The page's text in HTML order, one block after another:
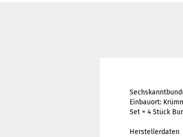
Einbauort:
Set = 4 Stück
Herstellerdaten